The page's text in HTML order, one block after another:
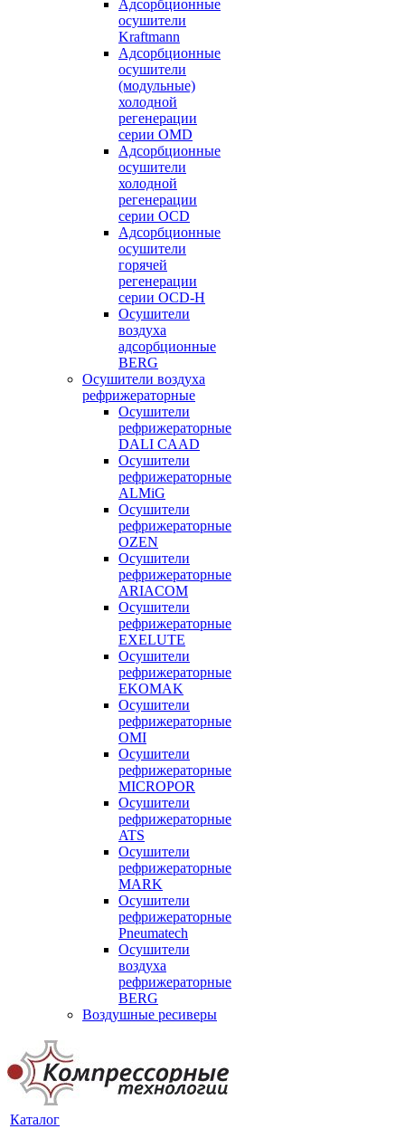
Адсорбционные
осушители
Kraftmann
Адсорбционные
осушители
(модульные)
холодной
регенерации
серии OMD
Адсорбционные
осушители
холодной
регенерации
серии OCD
Адсорбционные
осушители
горячей
регенерации
серии OСD-H
Осушители
воздуха
адсорбционные
BERG
Осушители воздуха
рефрижераторные
Осушители
рефрижераторные
DALI CAAD
Осушители
рефрижераторные
ALMiG
Осушители
рефрижераторные
OZEN
Осушители
рефрижераторные
ARIACOM
Осушители
рефрижераторные
EXELUTE
Осушители
рефрижераторные
EKOMAK
Осушители
рефрижераторные
OMI
Осушители
рефрижераторные
MICROPOR
Осушители
рефрижераторные
ATS
Осушители
рефрижераторные
MARK
Осушители
рефрижераторные
Pneumatech
Осушители
воздуха
рефрижераторные
BERG
Воздушные ресиверы
Каталог